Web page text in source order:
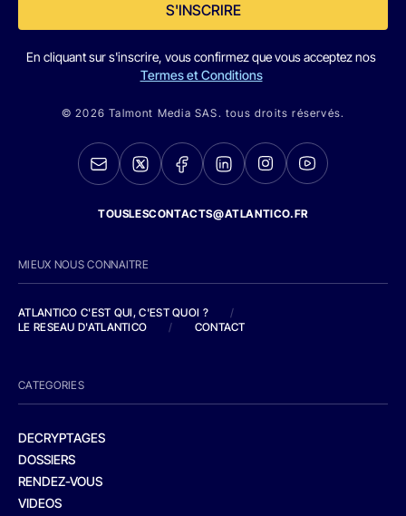
S'INSCRIRE
En cliquant sur s'inscrire, vous confirmez que vous acceptez nos
Termes et Conditions
© 2026 Talmont Media SAS. tous droits réservés.
TOUSLESCONTACTS@ATLANTICO.FR
MIEUX NOUS CONNAITRE
ATLANTICO C'EST QUI, C'EST QUOI ?
/
LE RESEAU D'ATLANTICO
/ CONTACT
CATEGORIES
DECRYPTAGES
DOSSIERS
RENDEZ-VOUS
VIDEOS